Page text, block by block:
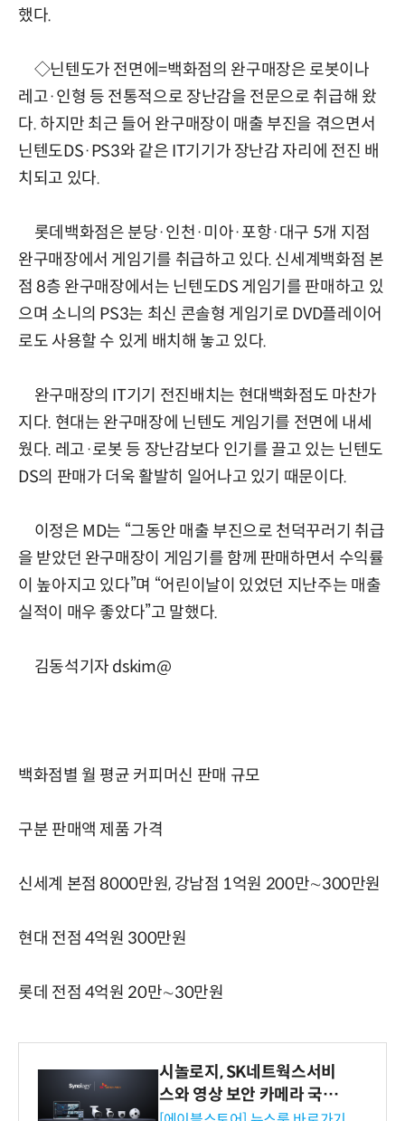
했다.
◇닌텐도가 전면에=백화점의 완구매장은 로봇이나
레고·인형 등 전통적으로 장난감을 전문으로 취급해 왔
다. 하지만 최근 들어 완구매장이 매출 부진을 겪으면서
닌텐도DS·PS3와 같은 IT기기가 장난감 자리에 전진 배
치되고 있다.
롯데백화점은 분당·인천·미아·포항·대구 5개 지점
완구매장에서 게임기를 취급하고 있다. 신세계백화점 본
점 8층 완구매장에서는 닌텐도DS 게임기를 판매하고 있
으며 소니의 PS3는 최신 콘솔형 게임기로 DVD플레이어
로도 사용할 수 있게 배치해 놓고 있다.
완구매장의 IT기기 전진배치는 현대백화점도 마찬가
지다. 현대는 완구매장에 닌텐도 게임기를 전면에 내세
웠다. 레고·로봇 등 장난감보다 인기를 끌고 있는 닌텐도
DS의 판매가 더욱 활발히 일어나고 있기 때문이다.
이정은 MD는 “그동안 매출 부진으로 천덕꾸러기 취급
을 받았던 완구매장이 게임기를 함께 판매하면서 수익률
이 높아지고 있다”며 “어린이날이 있었던 지난주는 매출
실적이 매우 좋았다”고 말했다.
김동석기자 dskim@
백화점별 월 평균 커피머신 판매 규모
구분 판매액 제품 가격
신세계 본점 8000만원, 강남점 1억원 200만∼300만원
현대 전점 4억원 300만원
롯데 전점 4억원 20만∼30만원
시놀로지, SK네트웍스서비
스와 영상 보안 카메라 국내